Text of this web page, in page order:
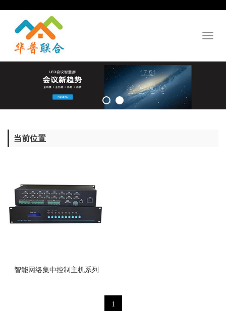
当前位置
智能网络集中控制主机系列
1